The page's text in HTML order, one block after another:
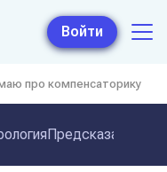
Войти
про компенсаторику